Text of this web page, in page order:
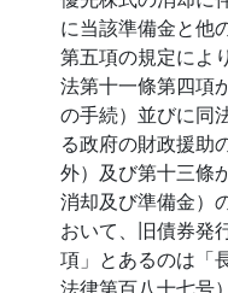
に当該準備金と他
第五項の規定によ
法第十一條第四項
の手続）並びに同
る政府の財政援助
外）及び第十三條
消却及び準備金）
おいて、旧債券発
項」とあるのは「